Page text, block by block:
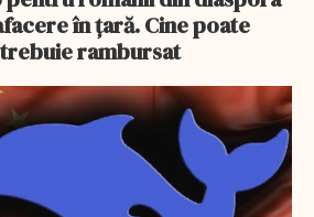
în țară. Cine poate
rambursat